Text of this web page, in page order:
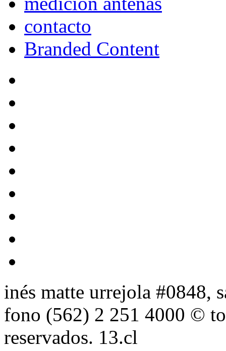
contacto
Branded Content
inés matte urrejola #0848,
fono (562) 2 251 4000 ©
reservados. 13.cl